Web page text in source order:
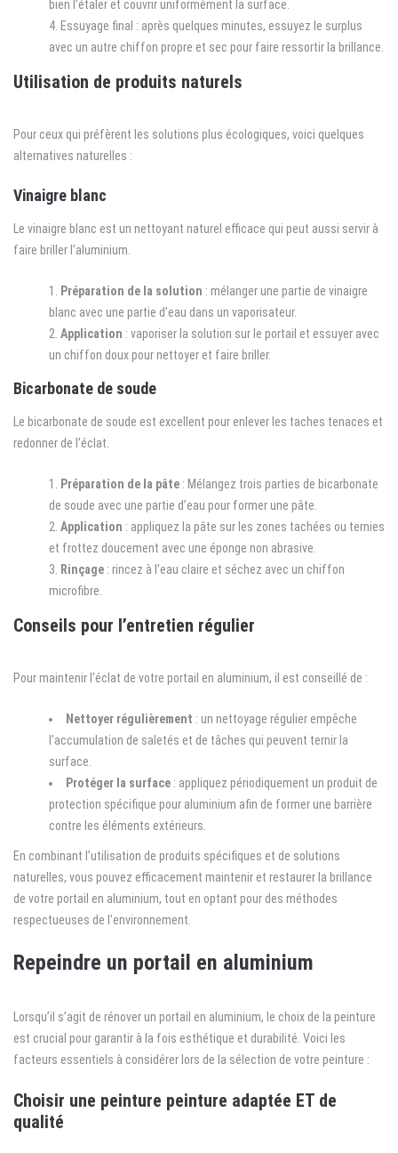
bien l’étaler et couvrir uniformément la surface.
Essuyage final : après quelques minutes, essuyez le surplus
avec un autre chiffon propre et sec pour faire ressortir la brillance.
Utilisation de produits naturels
Pour ceux qui préfèrent les solutions plus écologiques, voici quelques
alternatives naturelles :
Vinaigre blanc
Le vinaigre blanc est un nettoyant naturel efficace qui peut aussi servir à
faire briller l’aluminium.
Préparation de la solution : mélanger une partie de vinaigre
blanc avec une partie d’eau dans un vaporisateur.
Application : vaporiser la solution sur le portail et essuyer avec
un chiffon doux pour nettoyer et faire briller.
Bicarbonate de soude
Le bicarbonate de soude est excellent pour enlever les taches tenaces et
redonner de l’éclat.
Préparation de la pâte : Mélangez trois parties de bicarbonate
de soude avec une partie d’eau pour former une pâte.
Application : appliquez la pâte sur les zones tachées ou ternies
et frottez doucement avec une éponge non abrasive.
Rinçage : rincez à l’eau claire et séchez avec un chiffon
microfibre.
Conseils pour l’entretien régulier
Pour maintenir l’éclat de votre portail en aluminium, il est conseillé de :
Nettoyer régulièrement : un nettoyage régulier empêche
l’accumulation de saletés et de tâches qui peuvent ternir la
surface.
Protéger la surface : appliquez périodiquement un produit de
protection spécifique pour aluminium afin de former une barrière
contre les éléments extérieurs.
En combinant l’utilisation de produits spécifiques et de solutions
naturelles, vous pouvez efficacement maintenir et restaurer la brillance
de votre portail en aluminium, tout en optant pour des méthodes
respectueuses de l’environnement.
Repeindre un portail en aluminium
Lorsqu’il s’agit de rénover un portail en aluminium, le choix de la peinture
est crucial pour garantir à la fois esthétique et durabilité. Voici les
facteurs essentiels à considérer lors de la sélection de votre peinture :
Choisir une peinture peinture adaptée ET de
qualité